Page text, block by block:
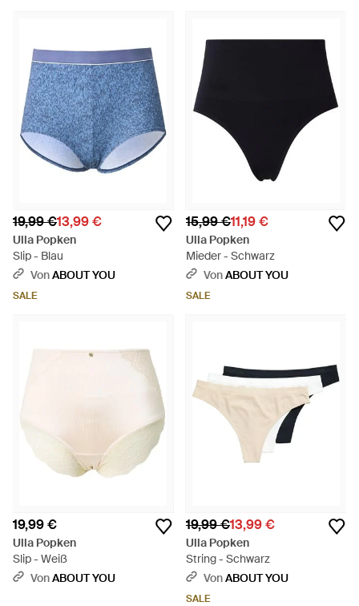
19,99 €13,99 €
Ulla Popken
Slip - Blau
VonABOUT YOU
SALE
15,99 €11,19 €
Ulla Popken
Mieder - Schwarz
VonABOUT YOU
SALE
19,99 €
Ulla Popken
Slip - Weiß
VonABOUT YOU
19,99 €13,99 €
Ulla Popken
String - Schwarz
VonABOUT YOU
SALE